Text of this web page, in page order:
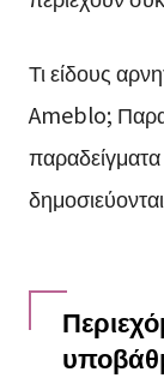
Τι είδους
Ameblo;